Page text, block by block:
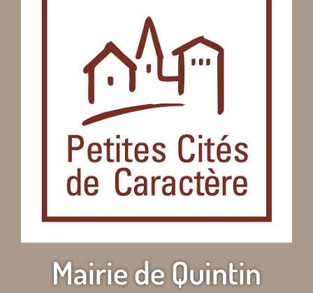
Mairie de Quintin